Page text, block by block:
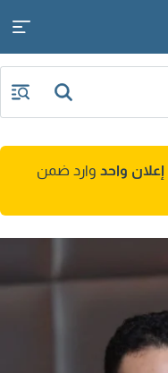
إعلان واحد وارد ضمن